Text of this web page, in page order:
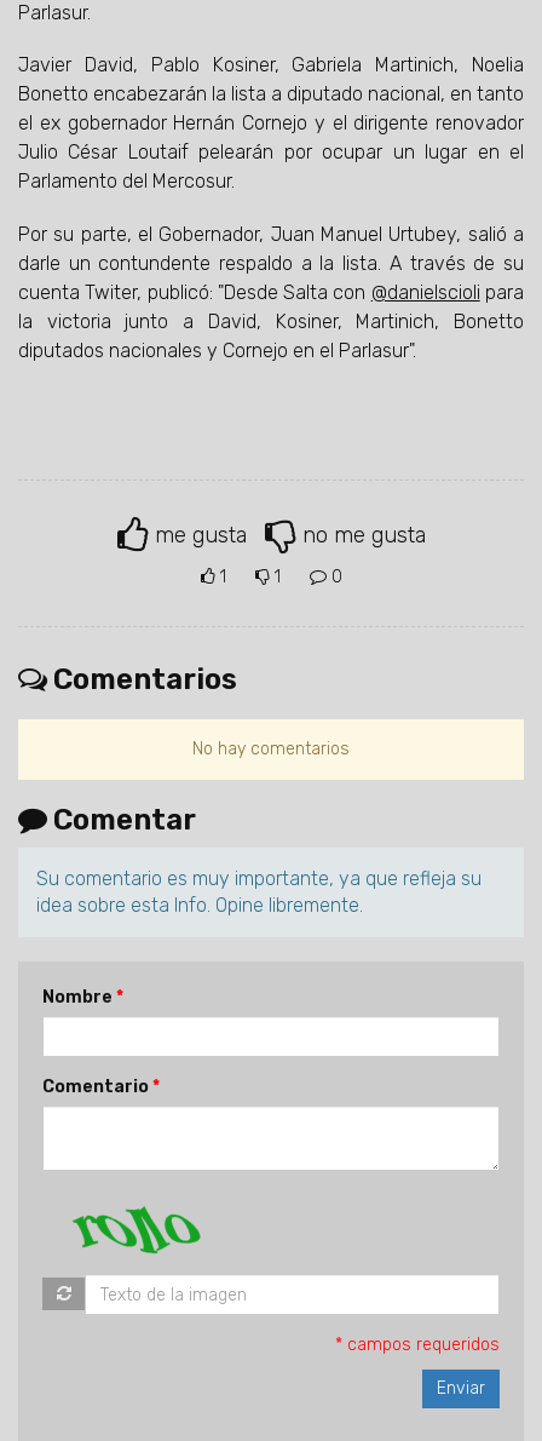
Parlasur.
Javier David, Pablo Kosiner, Gabriela Martinich, Noelia
Bonetto encabezarán la lista a diputado nacional, en tanto
el ex gobernador Hernán Cornejo y el dirigente renovador
Julio César Loutaif pelearán por ocupar un lugar en el
Parlamento del Mercosur.
Por su parte, el Gobernador, Juan Manuel Urtubey, salió a
darle un contundente respaldo a la lista. A través de su
cuenta Twiter, publicó: "Desde Salta con @danielscioli para
la victoria junto a David, Kosiner, Martinich, Bonetto
diputados nacionales y Cornejo en el Parlasur".
me gusta no me gusta
1 1 0
Comentarios
No hay comentarios
Comentar
Su comentario es muy importante, ya que refleja su
idea sobre esta Info. Opine libremente.
Nombre
Comentario
* campos requeridos